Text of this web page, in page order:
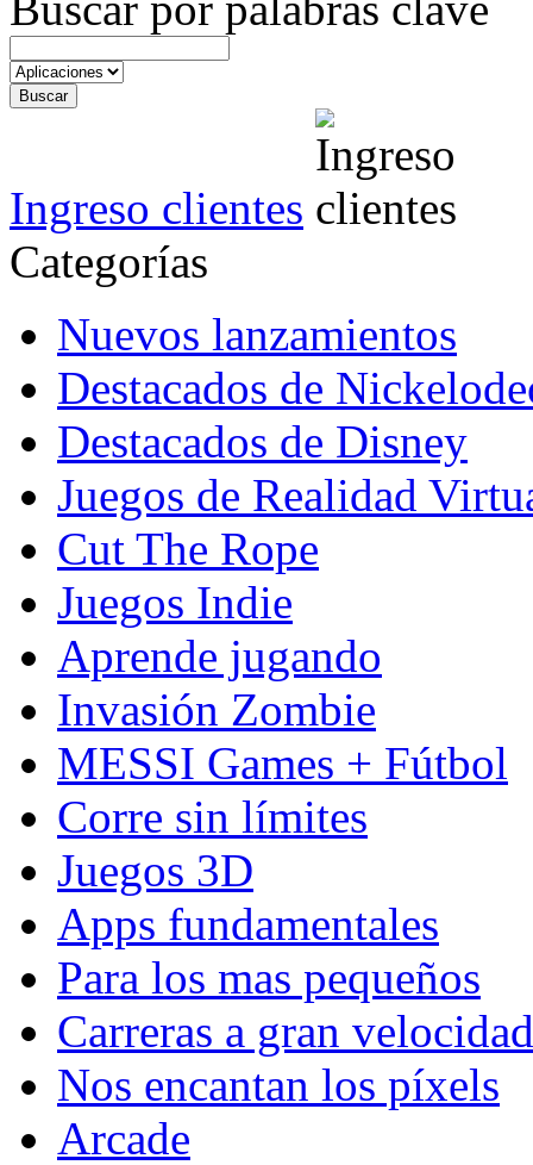
Ingreso clientes
Categorías
Nuevos lanzamientos
Destacados de
Destacados de Disney
Juegos de Realidad
Cut The Rope
Juegos Indie
Aprende jugando
Invasión Zombie
MESSI Games + Fútbol
Corre sin límites
Juegos 3D
Apps fundamentales
Para los mas pequeños
Carreras a gran velocidad
Nos encantan los píxels
Arcade